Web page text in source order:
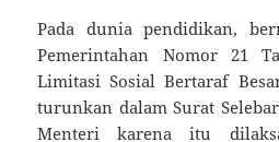
Pada dunia pendidikan,
Pemerintahan Nomor 21
Limitasi Sosial Bertaraf
turunkan dalam Surat
Menteri karena itu